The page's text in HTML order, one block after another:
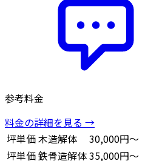
参考料金
料金の詳細を見る →
坪単価木造解体
30,000円～
坪単価鉄骨造解体35,000円～